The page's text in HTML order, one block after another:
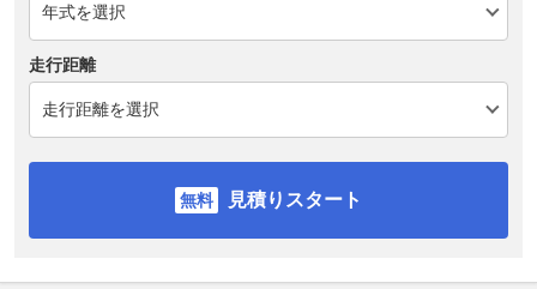
走行距離
見積りスタート